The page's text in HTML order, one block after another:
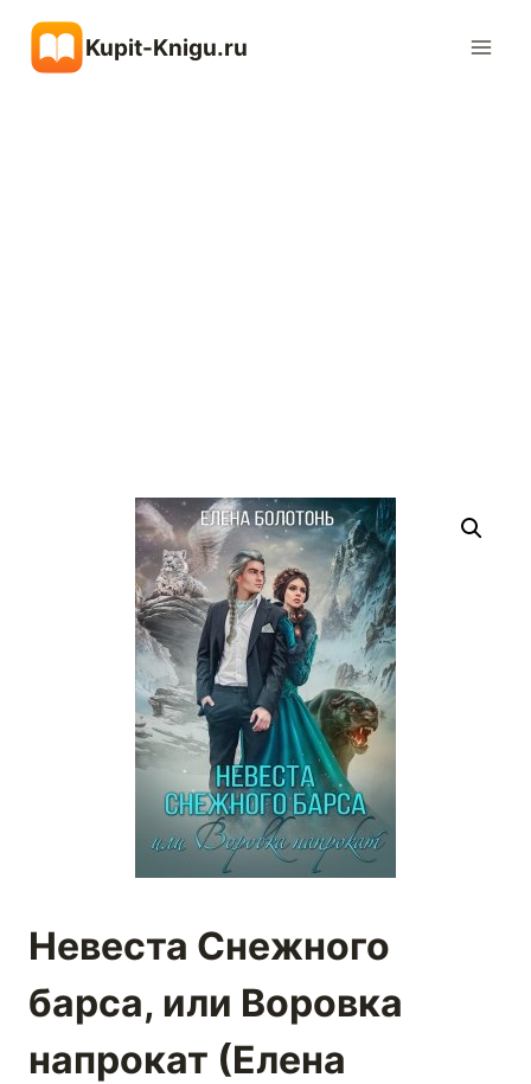
содержимому
Kupit-Knigu.ru
Невеста Снежного
барса, или Воровка
напрокат (Елена